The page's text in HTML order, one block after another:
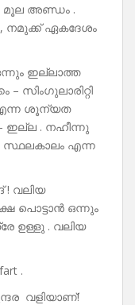
മൂല അണ്ഡം .
നമുക്ക് ഏകദേശം
ഇല്ലാത്ത
സിംഗുലാരിറ്റി
ശൂന്യത
. നഹീന്നു
സ്ഥലകാലം എന്ന
! വലിയ
പൊട്ടാൻ ഒന്നും
ഉള്ളു . വലിയ
.
വളിയാണ്!